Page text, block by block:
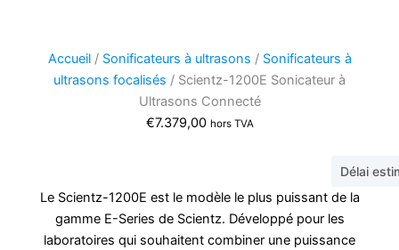
Accueil/ Sonificateurs à ultrasons / Sonificateurs à
ultrasons focalisés / Scientz-1200E Sonicateur à
Ultrasons Connecté
€7.379,00 hors TVA
Délai
Le Scientz-1200E est le modèle le plus puissant de la
gamme E-Series de Scientz. Développé pour les
laboratoires qui souhaitent combiner une puissance